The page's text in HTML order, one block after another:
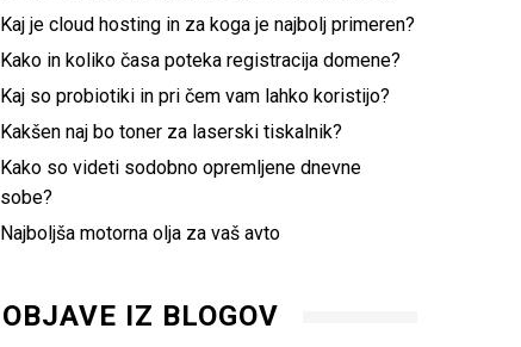
Kaj je cloud hosting in za koga je najbolj primeren?
Kako in koliko časa poteka registracija domene?
Kaj so probiotiki in pri čem vam lahko koristijo?
Kakšen naj bo toner za laserski tiskalnik?
Kako so videti sodobno opremljene dnevne
sobe?
Najboljša motorna olja za vaš avto
OBJAVE IZ BLOGOV